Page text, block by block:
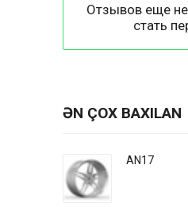
Отзывов еще
стать
ƏN ÇOX BAXILAN
AN17